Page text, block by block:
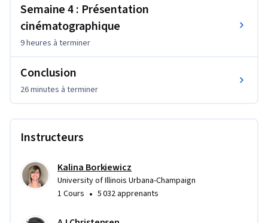
Semaine 4 : Présentation
cinématographique
9 heures à terminer
Conclusion
26 minutes à terminer
Instructeurs
Kalina Borkiewicz
University of Illinois Urbana-Champaign
1 Cours • 5 032 apprenants